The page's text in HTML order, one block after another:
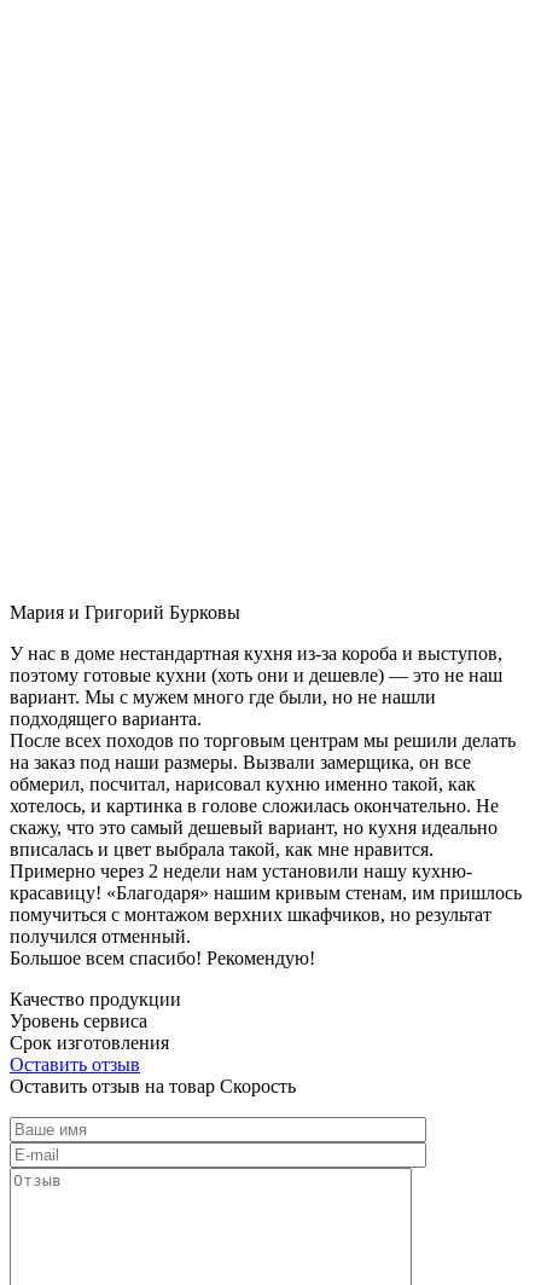
Мария и Григорий Бурковы
У нас в доме нестандартная кухня из-за короба и выступов,
поэтому готовые кухни (хоть они и дешевле) — это не наш
вариант. Мы с мужем много где были, но не нашли
подходящего варианта.
После всех походов по торговым центрам мы решили делать
на заказ под наши размеры. Вызвали замерщика, он все
обмерил, посчитал, нарисовал кухню именно такой, как
хотелось, и картинка в голове сложилась окончательно. Не
скажу, что это самый дешевый вариант, но кухня идеально
вписалась и цвет выбрала такой, как мне нравится.
Примерно через 2 недели нам установили нашу кухню-
красавицу! «Благодаря» нашим кривым стенам, им пришлось
помучиться с монтажом верхних шкафчиков, но результат
получился отменный.
Большое всем спасибо! Рекомендую!
Качество продукции
Уровень сервиса
Срок изготовления
Оставить отзыв
Оставить отзыв на товар Скорость